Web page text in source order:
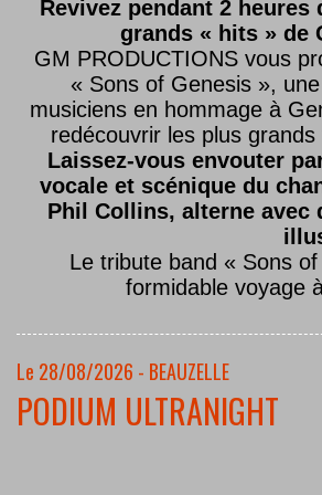
Revivez pendant 2
grands « hits » de
GM PRODUCTIONS vous
« Sons of Genesis »,
musiciens en hommage à
redécouvrir les plus
Laissez-vous envouter
vocale et scénique du
Phil Collins, alterne avec
Le tribute band « Sons
formidable voyage
Le 28/08/2026 - BEAUZELLE
PODIUM ULTRANIGHT